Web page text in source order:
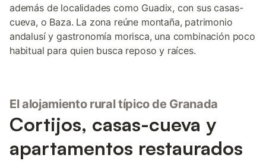
además de localidades como Guadix, con sus casas-
cueva, o Baza. La zona reúne montaña, patrimonio
andalusí y gastronomía morisca, una combinación poco
habitual para quien busca reposo y raíces.
El alojamiento rural típico de Granada
Cortijos, casas-cueva y
apartamentos restaurados